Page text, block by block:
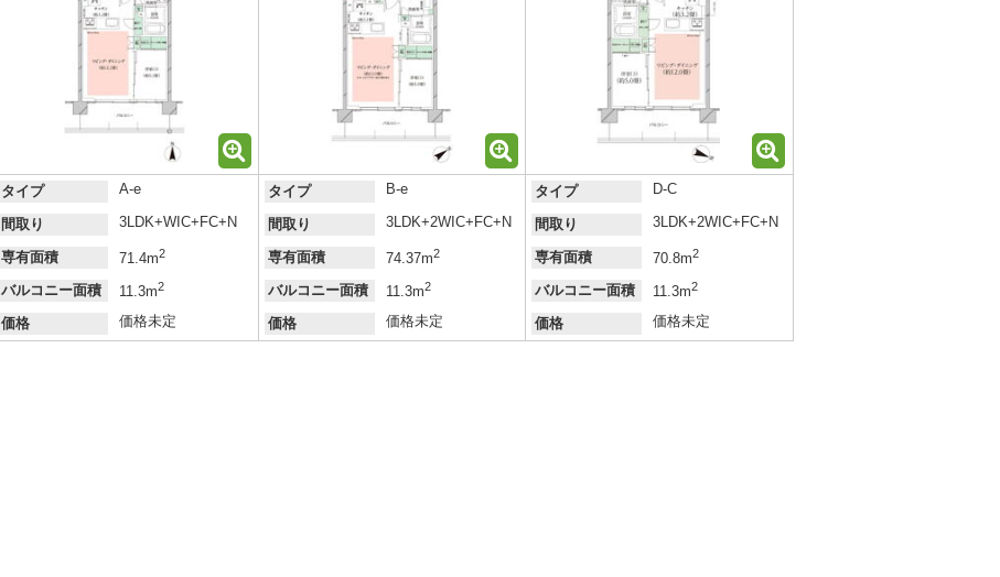
タイプ A-e
間取り 3LDK+WIC+FC+N
専有面積 71.4m2
バルコニー面積 11.3m2
価格 価格未定
タイプ B-e
間取り 3LDK+2WIC+FC+N
専有面積 74.37m2
バルコニー面積 11.3m2
価格 価格未定
タイプ D-C
間取り 3LDK+2WIC+FC+N
専有面積 70.8m2
バルコニー面積 11.3m2
価格 価格未定